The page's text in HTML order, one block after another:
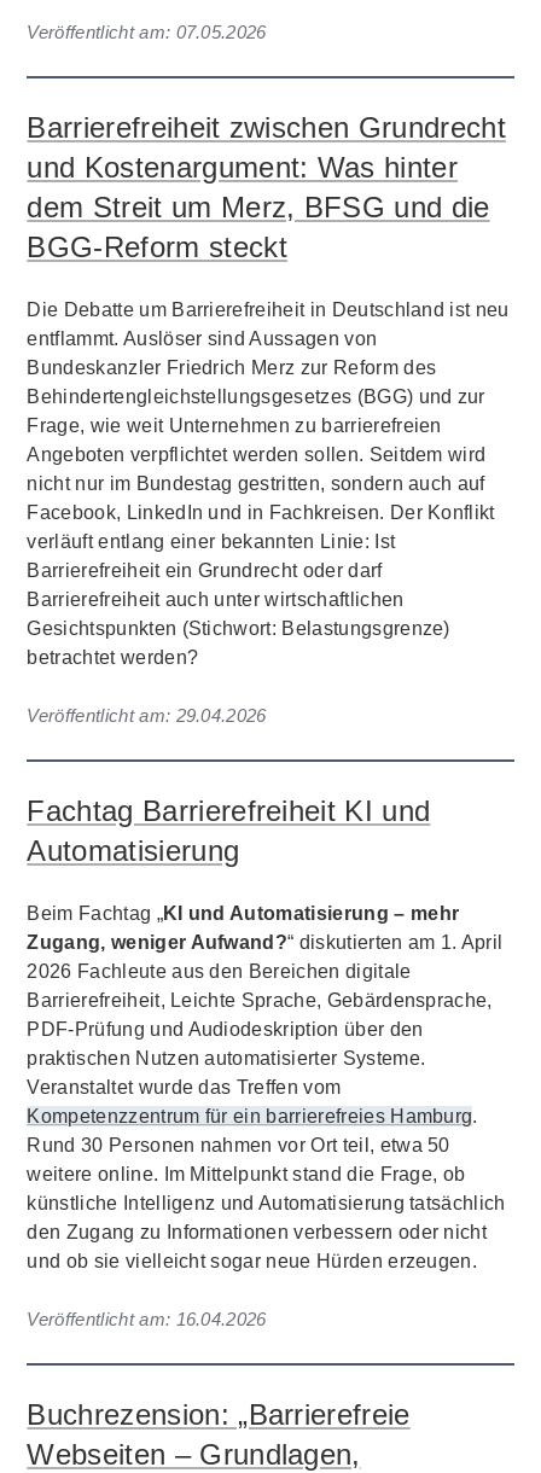
Veröffentlicht am: 07.05.2026
Barrierefreiheit zwischen Grundrecht
und Kostenargument: Was hinter
dem Streit um Merz, BFSG und die
BGG-Reform steckt
Die Debatte um Barrierefreiheit in Deutschland ist neu
entflammt. Auslöser sind Aussagen von
Bundeskanzler Friedrich Merz zur Reform des
Behindertengleichstellungsgesetzes (BGG) und zur
Frage, wie weit Unternehmen zu barrierefreien
Angeboten verpflichtet werden sollen. Seitdem wird
nicht nur im Bundestag gestritten, sondern auch auf
Facebook, LinkedIn und in Fachkreisen. Der Konflikt
verläuft entlang einer bekannten Linie: Ist
Barrierefreiheit ein Grundrecht oder darf
Barrierefreiheit auch unter wirtschaftlichen
Gesichtspunkten (Stichwort: Belastungsgrenze)
betrachtet werden?
Veröffentlicht am: 29.04.2026
Fachtag Barrierefreiheit KI und
Automatisierung
Beim Fachtag „KI und Automatisierung – mehr
Zugang, weniger Aufwand?“ diskutierten am 1. April
2026 Fachleute aus den Bereichen digitale
Barrierefreiheit, Leichte Sprache, Gebärdensprache,
PDF-Prüfung und Audiodeskription über den
praktischen Nutzen automatisierter Systeme.
Veranstaltet wurde das Treffen vom
Kompetenzzentrum für ein barrierefreies Hamburg.
Rund 30 Personen nahmen vor Ort teil, etwa 50
weitere online. Im Mittelpunkt stand die Frage, ob
künstliche Intelligenz und Automatisierung tatsächlich
den Zugang zu Informationen verbessern oder nicht
und ob sie vielleicht sogar neue Hürden erzeugen.
Veröffentlicht am: 16.04.2026
Buchrezension: „Barrierefreie
Webseiten – Grundlagen,